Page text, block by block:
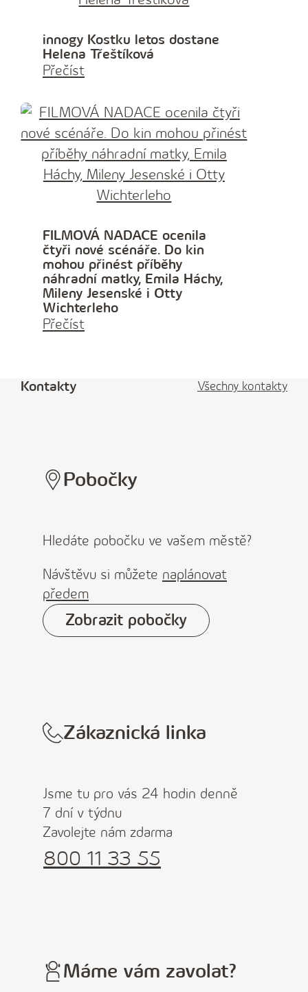
innogy Kostku letos dostane
Helena Třeštíková
Přečíst
FILMOVÁ NADACE ocenila
čtyři nové scénáře. Do kin
mohou přinést příběhy
náhradní matky, Emila Háchy,
Mileny Jesenské i Otty
Wichterleho
Přečíst
Kontakty Všechny kontakty
Pobočky
Hledáte pobočku ve vašem městě?
Návštěvu si můžete naplánovat
předem
Zobrazit pobočky
Zákaznická linka
Jsme tu pro vás 24 hodin denně
7 dní v týdnu
Zavolejte nám zdarma
800 11 33 55
Máme vám zavolat?